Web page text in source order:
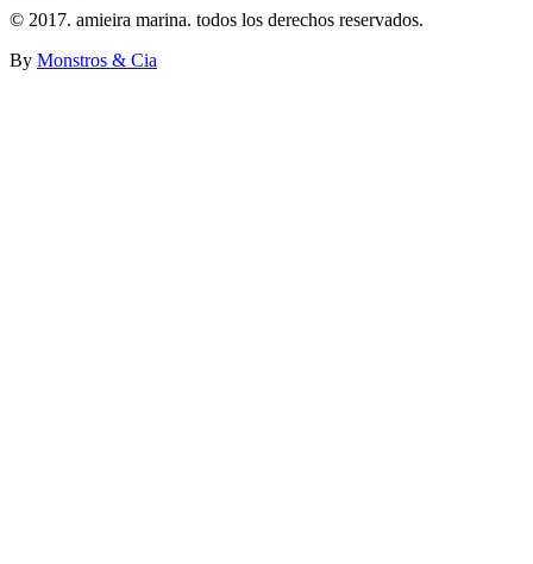
© 2017. amieira marina. todos los derechos reservados.
By Monstros & Cia